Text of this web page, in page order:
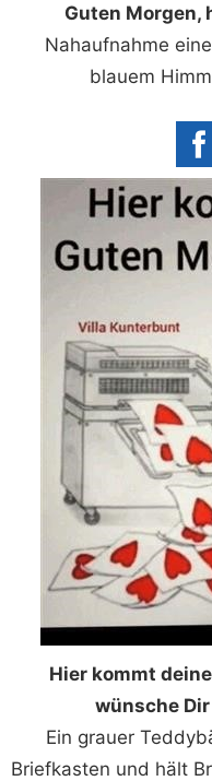
Guten Morgen,
Nahaufnahme
blauem
Hier kommt
wünsche
Ein grauer
Briefkasten und hält